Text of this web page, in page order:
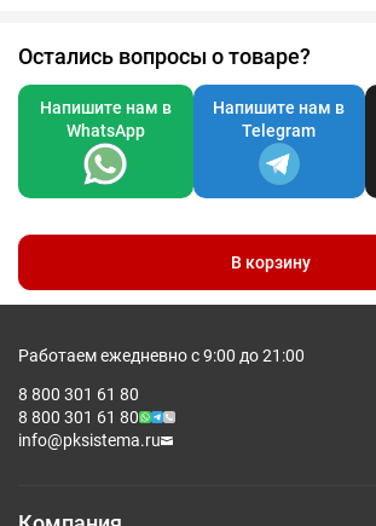
Остались вопросы о товаре?
Напишите нам в
WhatsApp
Напишите нам в
Telegram
В корзину
Работаем ежедневно с 9:00 до 21:00
8 800 301 61 80
8 800 301 61 80
info@pksistema.ru